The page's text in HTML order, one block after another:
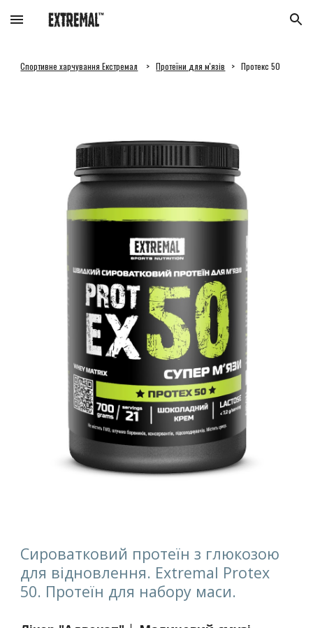
Skip to main content Skip to navigation
Спортивне харчування Екстремал >Протеїни для м'язів > Протекс 50
Сироватковий протеїн з глюкозою
для відновлення. Extremal Protex
50. Протеїн для набору маси.